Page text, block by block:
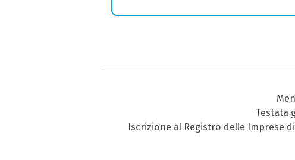
Testata
Iscrizione al Registro delle Imprese di